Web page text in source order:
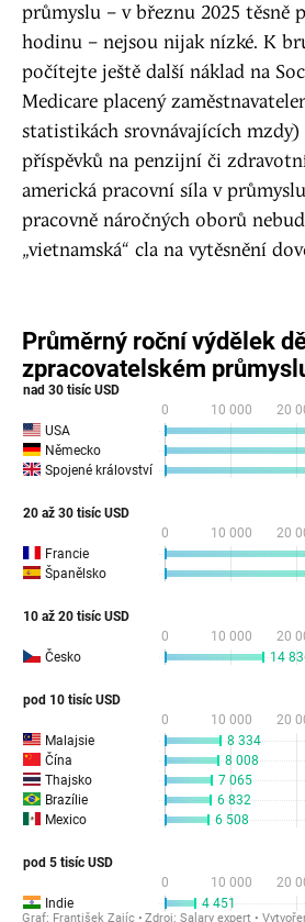
průmyslu – v březnu 2025 těsně
hodinu – nejsou nijak nízké. K
počítejte ještě další náklad na
Medicare placený
statistikách srovnávajících
příspěvků na penzijní či
americká pracovní síla v
pracovně náročných oborů
„vietnamská“ cla na vytěsnění